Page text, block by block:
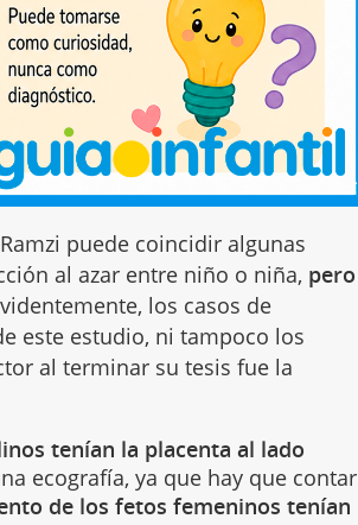
puede coincidir algunas
al azar entre niño o niña, pero
los casos de
este estudio, ni tampoco los
al terminar su tesis fue la
tenían la placenta al lado
ecografía, ya que hay que contar
de los fetos femeninos tenían